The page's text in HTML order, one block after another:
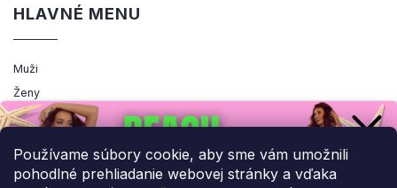
Používame súbory cookie, aby sme vám umožnili
pohodlné prehliadanie webovej stránky a vďaka
HLAVNÉ MENU
Muži
Ženy
Výpredaj